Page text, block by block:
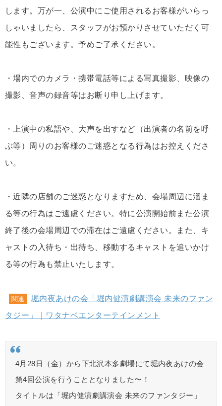
します。万が一、公演中にご使用されるお客様がいらっ
しゃいましたら、スタッフがお預かりさせていただく可
能性もございます。予めご了承ください。
・場内でのカメラ・携帯電話等による写真撮影、映像の
撮影、音声の録音等はお断り申し上げます。
・上演中の私語や、大声を出すなど（出演者の名前を呼
ぶ等）周りのお客様のご迷惑となる行為はお控えくださ
い。
・近隣の店舗のご迷惑となりますため、会場周辺に溜ま
る等の行為はご遠慮ください。特に公演開始前また公演
終了後の会場周辺での滞在はご遠慮ください。また、キ
ャストの入待ち・出待ち、移動するキャストを追いかけ
る等の行為も禁止いたします。
関連
堀内夜あけの会「堀内健演劇講演会 未来のファン
タジー」｜ワタナベエンターテインメント
4月28日（金）から下北沢本多劇場にて堀内夜あけの会
第4回公演を行うこととなりました〜！
タイトルは「堀内健演劇講演会 未来のファンタジー」